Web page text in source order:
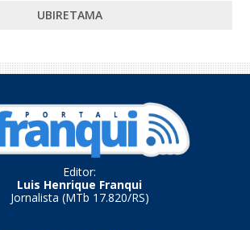
UBIRETAMA
Editor:
Luis Henrique Franqui
Jornalista (MTb 17.820/RS)